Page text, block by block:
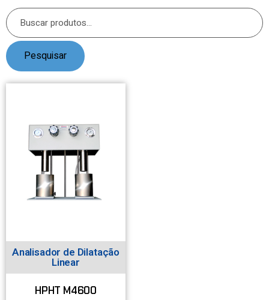
Pesquisar
Analisador de Dilatação
Linear
HPHT M4600